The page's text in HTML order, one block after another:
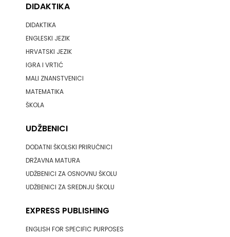
DIDAKTIKA
DIDAKTIKA
ENGLESKI JEZIK
HRVATSKI JEZIK
IGRA I VRTIĆ
MALI ZNANSTVENICI
MATEMATIKA
ŠKOLA
UDŽBENICI
DODATNI ŠKOLSKI PRIRUČNICI
DRŽAVNA MATURA
UDŽBENICI ZA OSNOVNU ŠKOLU
UDŽBENICI ZA SREDNJU ŠKOLU
EXPRESS PUBLISHING
ENGLISH FOR SPECIFIC PURPOSES